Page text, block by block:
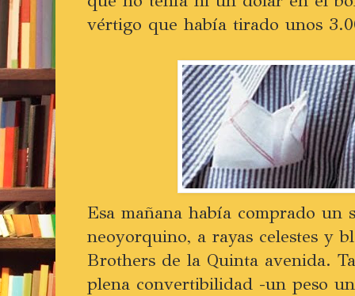
vértigo que había tirado unos
Esa mañana había comprado un
neoyorquino, a rayas celestes y
Brothers de la Quinta avenida.
plena convertibilidad -un peso